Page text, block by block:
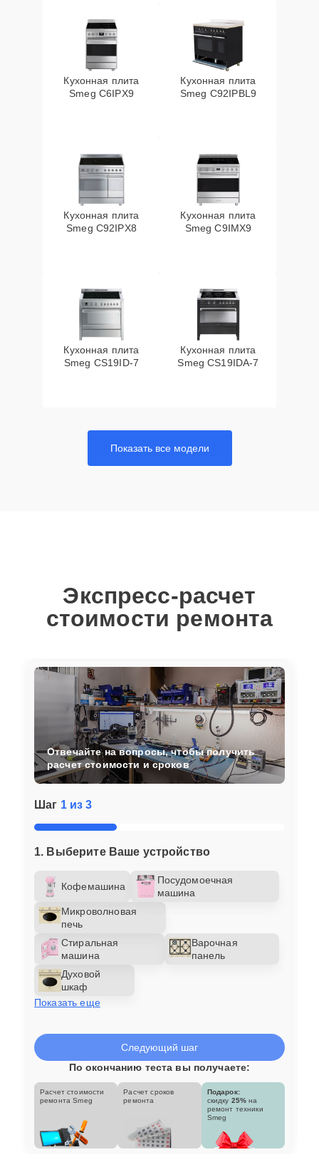
Кухонная плита
Smeg C6IPX9
Кухонная плита
Smeg C92IPBL9
Кухонная плита
Smeg C92IPX8
Кухонная плита
Smeg C9IMX9
Кухонная плита
Smeg CS19ID-7
Кухонная плита
Smeg CS19IDA-7
Показать все модели
Экспресс-расчет
стоимости ремонта
Шаг 1 из 3
1. Выберите Ваше устройство
Кофемашина
Посудомоечная
машина
Микроволновая
печь
Стиральная
машина
Варочная
панель
Духовой
шкаф
Показать еще
Отвечайте на вопросы, чтобы получить
расчет стоимости и сроков
Следующий шаг
По окончанию теста вы получаете:
Расчет стоимости
ремонта Smeg
Расчет сроков
ремонта
Подарок:
скидку 25% на
ремонт техники
Smeg